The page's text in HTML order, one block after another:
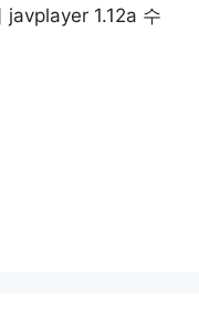
javplayer 1.12a 수